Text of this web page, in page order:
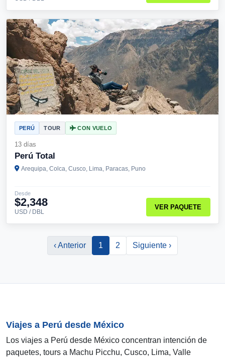
PERÚ TOUR CON VUELO
13 días
Perú Total
Arequipa, Colca, Cusco, Lima, Paracas, Puno
Desde
$2,348
USD / DBL
VER PAQUETE
‹ Anterior 1 2 Siguiente ›
Viajes a Perú desde México
Los viajes a Perú desde México concentran intención de
paquetes, tours a Machu Picchu, Cusco, Lima, Valle